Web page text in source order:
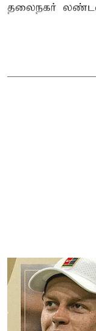
தலைநகர்